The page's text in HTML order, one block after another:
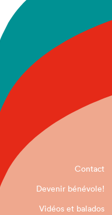
Contact
Devenir bénévole!
Vidéos et balados